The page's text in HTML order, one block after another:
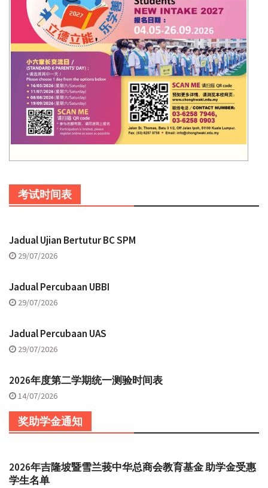
考试时间表
Jadual Ujian Bertutur BC SPM
29/07/2026
Jadual Percubaan UBBI
29/07/2026
Jadual Percubaan UAS
29/07/2026
2026年度第二学期统一测验时间表
14/07/2026
奖助学金通知
2026年吉隆坡暨雪兰莪中华总商会教育基金 助学金受惠
学生名单